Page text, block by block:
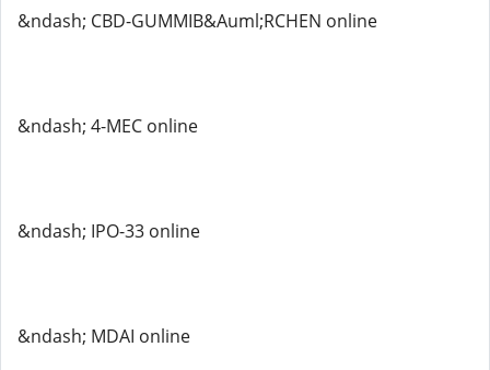
&ndash; CBD-GUMMIB&Auml;RCHEN online
&ndash; 4-MEC online
&ndash; IPO-33 online
&ndash; MDAI online